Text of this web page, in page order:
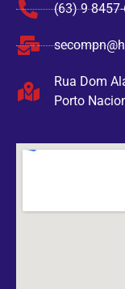
(63) 9
Rua Dom
Porto